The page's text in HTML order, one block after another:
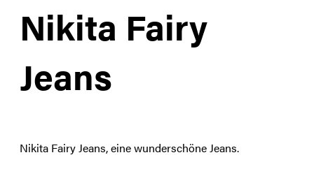
Nikita Fairy
Jeans
Nikita Fairy Jeans, eine wunderschöne Jeans.